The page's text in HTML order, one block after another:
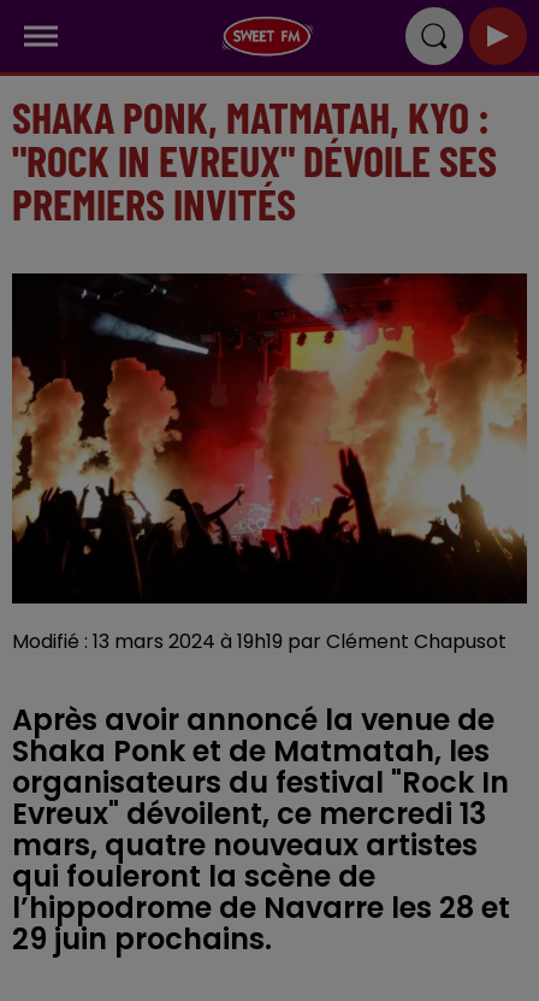
SHAKA PONK, MATMATAH, KYO :
"ROCK IN EVREUX" DÉVOILE SES
PREMIERS INVITÉS
Modifié : 13 mars 2024 à 19h19 par Clément Chapusot
Après avoir annoncé la venue de
Shaka Ponk et de Matmatah, les
organisateurs du festival "Rock In
Evreux" dévoilent, ce mercredi 13
mars, quatre nouveaux artistes
qui fouleront la scène de
l’hippodrome de Navarre les 28 et
29 juin prochains.